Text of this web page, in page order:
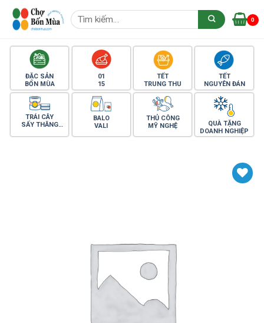
Skip
Tìm
kiếm:
0
ĐẶC SẢN
BỐN MÙA
01
15
TẾT
TRUNG THU
TẾT
NGUYÊN ĐÁN
TRÁI CÂY
SẤY THĂNG
BALO
VALI
THỦ CÔNG
MỸ NGHỆ
QUÀ TẶNG
DOANH NGHIỆP